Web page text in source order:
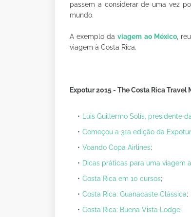
passem a considerar de uma vez
mundo.
A exemplo daviagem ao México,
viagem à Costa Rica.
Expotur 2015 - The Costa Rica Travel
Luis Guillermo Solís, presidente
Começou a 31a edição da Expotur
Voando Copa Airlines;
Dicas práticas para uma viagem
Costa Rica em 10 cursos;
Costa Rica: Guanacaste Clássica;
Costa Rica: Buena Vista Lodge;